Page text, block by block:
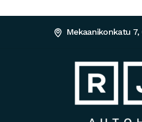
Mekaanikonkatu 7,